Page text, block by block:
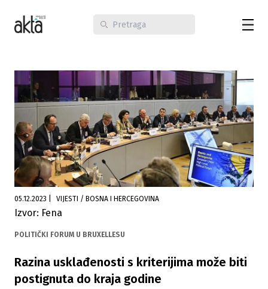
05.12.2023 VIJESTI / BOSNA I HERCEGOVINA
Izvor: Fena
POLITIČKI FORUM U BRUXELLESU
Razina usklađenosti s kriterijima može biti
postignuta do kraja godine